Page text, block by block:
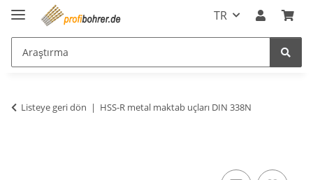
TR
Listeye geri dön HSS-R metal maktab uçları DIN 338N